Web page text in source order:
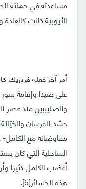
مساعدته في حملته
الأيوبية كانت
أمر آخر فعله فردريك
على صيدا وإقامة
والصليبيين منذ عصر
حشد الفرسان
مفاوضاته مع الكامل-
الساحلية التي كان
أغضب الكامل كثيرا
هذه الخسائر[5].